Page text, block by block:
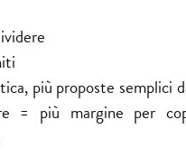
più proposte semplici
= più margine per